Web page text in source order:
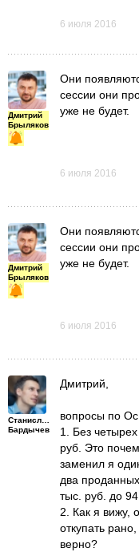
6 июля 2016
Дмитрий
Брыляков
Они
сессии они
уже не будет.
6 июля 2016
Дмитрий
Брыляков
Они
сессии они
уже не будет.
6 июля 2016
Станислав
Бардычев
Дмитрий,
вопросы по
1. Без
руб. Это
заменил я
два
тыс. руб. до
2. Как я вижу,
откупать
верно?